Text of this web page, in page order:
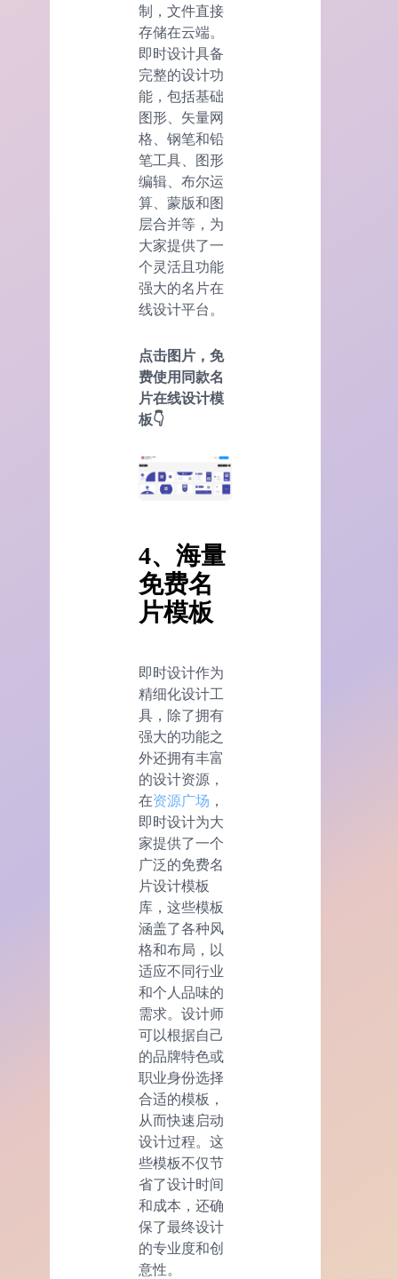
制，文件直接
存储在云端。
即时设计具备
完整的设计功
能，包括基础
图形、矢量网
格、钢笔和铅
笔工具、图形
编辑、布尔运
算、蒙版和图
层合并等，为
大家提供了一
个灵活且功能
强大的名片在
线设计平台。
点击图片，免
费使用同款名
片在线设计模
板👇
4、海量
免费名
片模板
即时设计作为
精细化设计工
具，除了拥有
强大的功能之
外还拥有丰富
的设计资源，
在资源广场 ，
即时设计为大
家提供了一个
广泛的免费名
片设计模板
库，这些模板
涵盖了各种风
格和布局，以
适应不同行业
和个人品味的
需求。设计师
可以根据自己
的品牌特色或
职业身份选择
合适的模板，
从而快速启动
设计过程。这
些模板不仅节
省了设计时间
和成本，还确
保了最终设计
的专业度和创
意性。